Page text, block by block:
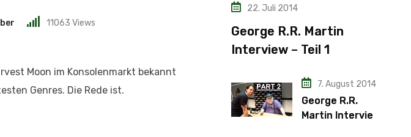
11063 Views
Moon im Konsolenmarkt bekannt
Genres. Die Rede ist.
22. Juli 2014
George R.R. Martin
Interview – Teil 1
7. August 2014
George R.R.
Martin Interview